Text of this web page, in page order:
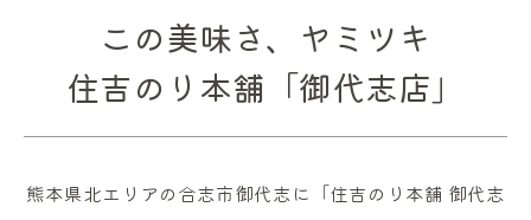
この美味さ、ヤミツキ
住吉のり本舗「御代志店」
熊本県北エリアの合志市御代志に「住吉のり本舗 御代志